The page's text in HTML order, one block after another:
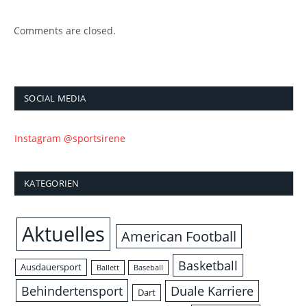
Comments are closed.
SOCIAL MEDIA
Instagram @sportsirene
KATEGORIEN
Aktuelles American Football
Ausdauersport Ballett Baseball
Basketball
Behindertensport
Dart Duale Karriere